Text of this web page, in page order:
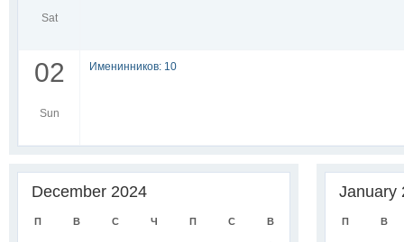
Sat
02
Sun
Именинников: 10
December 2024
П В С Ч П С В
January
П В